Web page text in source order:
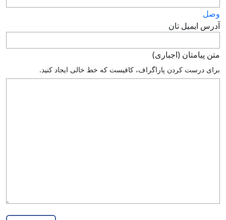
وصل
آدرس ايميل تان
متن پيامتان (اجباری)
براى درست كردن پاراگراف، كافيست كه خط خالى ايجاد كنيد.